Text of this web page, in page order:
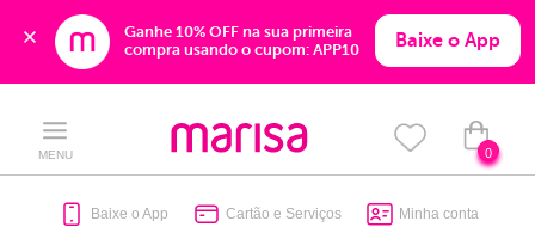
Ganhe 10% OFF na sua primeira
compra usando o cupom: APP10
Baixe o App
content
navigation
MENU 0
Baixe o App Cartão e Serviços Minha conta